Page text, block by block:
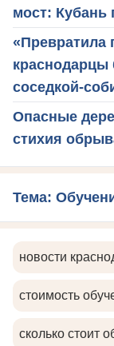
мост: Кубань
«Превратила
краснодарцы
соседкой-
Опасные
стихия
Тема:
новости
стоимость
сколько стоит